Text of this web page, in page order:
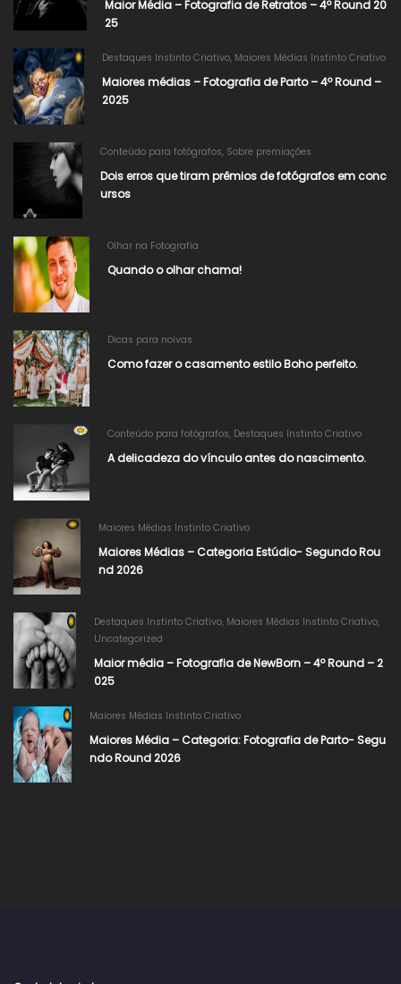
Maior Média – Fotografia de Retratos – 4º Round 20
25
Destaques Instinto Criativo, Maiores Médias Instinto Criativo
Maiores médias – Fotografia de Parto – 4º Round –
2025
Conteúdo para fotógrafos, Sobre premiações
Dois erros que tiram prêmios de fotógrafos em conc
ursos
Olhar na Fotografia
Quando o olhar chama!
Dicas para noivas
Como fazer o casamento estilo Boho perfeito.
Conteúdo para fotógrafos, Destaques Instinto Criativo
A delicadeza do vínculo antes do nascimento.
Maiores Médias Instinto Criativo
Maiores Médias – Categoria Estúdio- Segundo Rou
nd 2026
Destaques Instinto Criativo, Maiores Médias Instinto Criativo,
Uncategorized
Maior média – Fotografia de NewBorn – 4º Round – 2
025
Maiores Médias Instinto Criativo
Maiores Média – Categoria: Fotografia de Parto- Segu
ndo Round 2026​